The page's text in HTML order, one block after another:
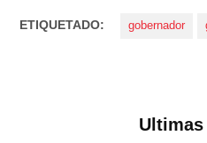
ETIQUETADO: gobernador